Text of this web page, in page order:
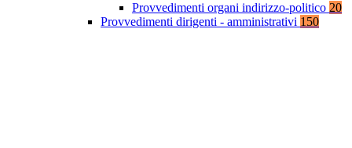
Provvedimenti organi indirizzo-politico 20
Provvedimenti dirigenti - amministrativi 150